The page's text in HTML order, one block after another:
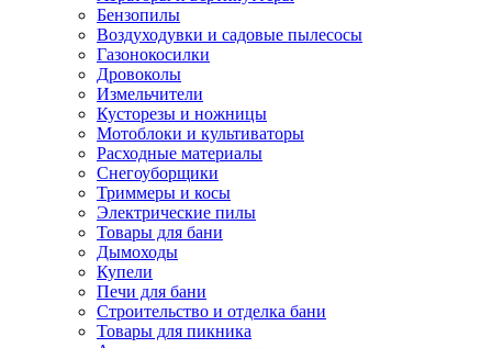
Бензопилы
Воздуходувки и садовые пылесосы
Газонокосилки
Дровоколы
Измельчители
Кусторезы и ножницы
Мотоблоки и культиваторы
Расходные материалы
Снегоуборщики
Триммеры и косы
Электрические пилы
Товары для бани
Дымоходы
Купели
Печи для бани
Строительство и отделка бани
Товары для пикника